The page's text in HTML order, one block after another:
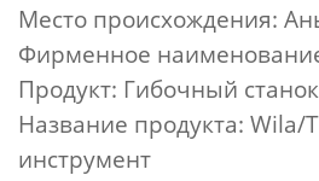
Место происхождения:
Фирменное
Продукт: Гибочный станок
Название продукта:
инструмент